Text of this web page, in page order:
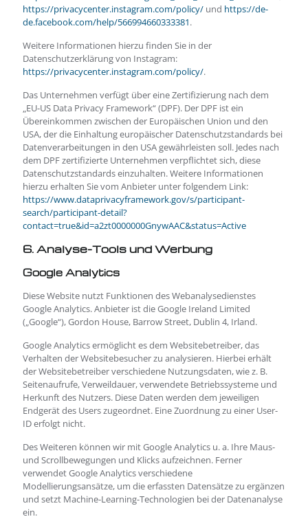
https://privacycenter.instagram.com/policy/ und https://de-
de.facebook.com/help/566994660333381.
Weitere Informationen hierzu finden Sie in der
Datenschutzerklärung von Instagram:
https://privacycenter.instagram.com/policy/.
Das Unternehmen verfügt über eine Zertifizierung nach dem
„EU-US Data Privacy Framework“ (DPF). Der DPF ist ein
Übereinkommen zwischen der Europäischen Union und den
USA, der die Einhaltung europäischer Datenschutzstandards bei
Datenverarbeitungen in den USA gewährleisten soll. Jedes nach
dem DPF zertifizierte Unternehmen verpflichtet sich, diese
Datenschutzstandards einzuhalten. Weitere Informationen
hierzu erhalten Sie vom Anbieter unter folgendem Link:
https://www.dataprivacyframework.gov/s/participant-
search/participant-detail?
contact=true&id=a2zt0000000GnywAAC&status=Active
6. Analyse-Tools und Werbung
Google Analytics
Diese Website nutzt Funktionen des Webanalysedienstes
Google Analytics. Anbieter ist die Google Ireland Limited
(„Google“), Gordon House, Barrow Street, Dublin 4, Irland.
Google Analytics ermöglicht es dem Websitebetreiber, das
Verhalten der Websitebesucher zu analysieren. Hierbei erhält
der Websitebetreiber verschiedene Nutzungsdaten, wie z. B.
Seitenaufrufe, Verweildauer, verwendete Betriebssysteme und
Herkunft des Nutzers. Diese Daten werden dem jeweiligen
Endgerät des Users zugeordnet. Eine Zuordnung zu einer User-
ID erfolgt nicht.
Des Weiteren können wir mit Google Analytics u. a. Ihre Maus-
und Scrollbewegungen und Klicks aufzeichnen. Ferner
verwendet Google Analytics verschiedene
Modellierungsansätze, um die erfassten Datensätze zu ergänzen
und setzt Machine-Learning-Technologien bei der Datenanalyse
ein.